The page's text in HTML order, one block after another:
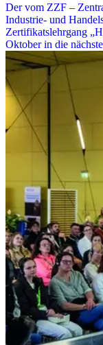
Der vom ZZF –
Industrie- und
Zertifikatslehrgang
Oktober in die